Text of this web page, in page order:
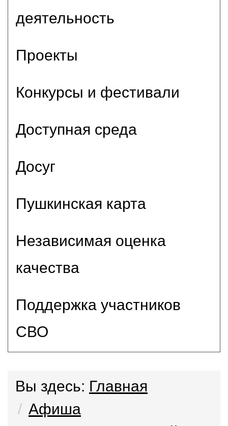
деятельность
Проекты
Конкурсы и фестивали
Доступная среда
Досуг
Пушкинская карта
Независимая оценка
качества
Поддержка участников
СВО
Вы здесь: Главная
Афиша